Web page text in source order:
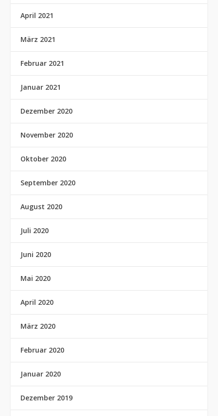
April 2021
März 2021
Februar 2021
Januar 2021
Dezember 2020
November 2020
Oktober 2020
September 2020
August 2020
Juli 2020
Juni 2020
Mai 2020
April 2020
März 2020
Februar 2020
Januar 2020
Dezember 2019